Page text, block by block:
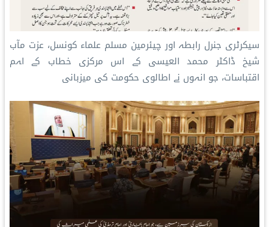
سیکرٹری جنرل رابطہ اور چیئرمین مسلم علماء کونسل، عزت مآب
شیخ ڈاکٹر محمد العیسی کے اس مرکزی خطاب کے اہم
اقتباسات، جو انہوں نے اطالوی حکومت کی میزبانی